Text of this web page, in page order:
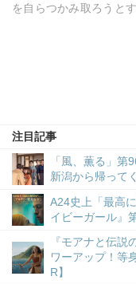
を自らつかみ取ろうと
注目記事
「風、薫る」
新潟から帰って
A24史上「最高
イビーガール』
『モアナと伝
ワーアップ！等
R】